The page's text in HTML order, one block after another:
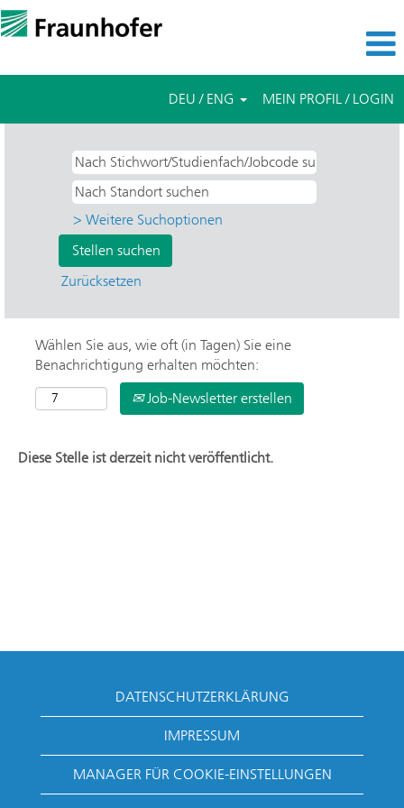
DEU / ENG MEIN PROFIL / LOGIN
> Weitere Suchoptionen
Zurücksetzen
Wählen Sie aus, wie oft (in Tagen) Sie eine
Benachrichtigung erhalten möchten:
Job-Newsletter erstellen
Diese Stelle ist derzeit nicht veröffentlicht.
DATENSCHUTZERKLÄRUNG
IMPRESSUM
MANAGER FÜR COOKIE-EINSTELLUNGEN